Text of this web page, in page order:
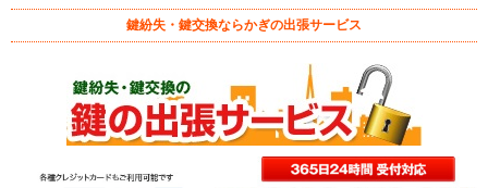
鍵紛失・鍵交換ならかぎの出張サービス